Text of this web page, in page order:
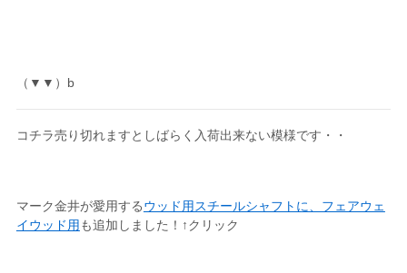
（▼▼）b
コチラ売り切れますとしばらく入荷出来ない模様です・・
マーク金井が愛用するウッド用スチールシャフトに、フェアウェ
イウッド用 も追加しました！↑クリック